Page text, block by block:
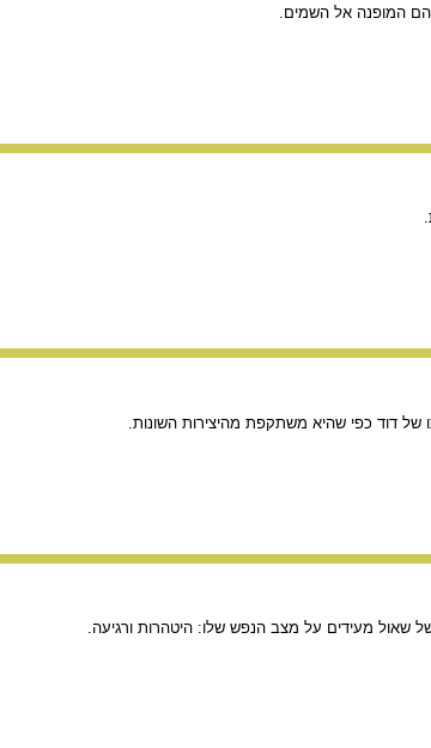
המופנה אל השמים.
של דוד כפי שהיא משתקפת מהיצירות השונות.
שאול מעידים על מצב הנפש שלו: היטהרות ורגיעה.